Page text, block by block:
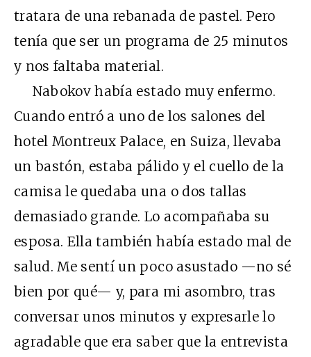
tratara de una rebanada de pastel. Pero
tenía que ser un programa de 25 minutos
y nos faltaba material.
Nabokov había estado muy enfermo.
Cuando entró a uno de los salones del
hotel Montreux Palace, en Suiza, llevaba
un bastón, estaba pálido y el cuello de la
camisa le quedaba una o dos tallas
demasiado grande. Lo acompañaba su
esposa. Ella también había estado mal de
salud. Me sentí un poco asustado —no sé
bien por qué— y, para mi asombro, tras
conversar unos minutos y expresarle lo
agradable que era saber que la entrevista